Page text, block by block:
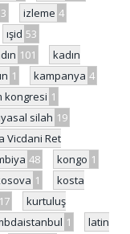
3 izleme 4
ışid 53
101
kadın
1 kampanya 4
kongresi 1
silah 19
Vicdani Ret
48 kongo 1
1
kosta
kurtuluş
1
latin